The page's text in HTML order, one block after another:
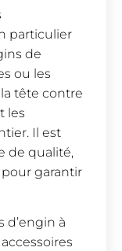
particulier
de
ou les
tête contre
les
Il est
de qualité,
garantir
d’engin à